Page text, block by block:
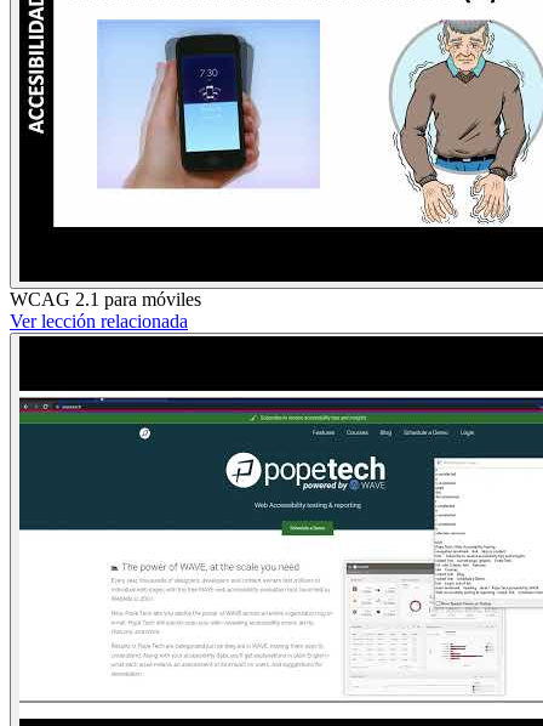
WCAG 2.1 para móviles
Ver lección relacionada